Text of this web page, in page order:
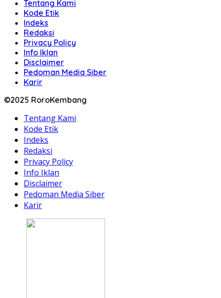
Tentang Kami
Kode Etik
Indeks
Redaksi
Privacy Policy
Info Iklan
Disclaimer
Pedoman Media Siber
Karir
©2025 RoroKembang
Tentang Kami
Kode Etik
Indeks
Redaksi
Privacy Policy
Info Iklan
Disclaimer
Pedoman Media Siber
Karir